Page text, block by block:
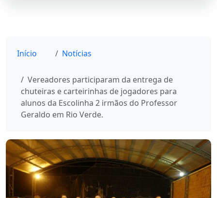
Início Notícias
Vereadores participaram da entrega de
chuteiras e carteirinhas de jogadores para
alunos da Escolinha 2 irmãos do Professor
Geraldo em Rio Verde.